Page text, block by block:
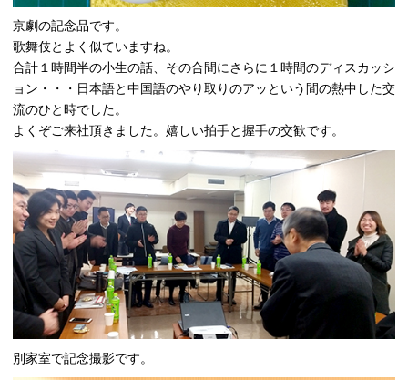
京劇の記念品です。
歌舞伎とよく似ていますね。
合計１時間半の小生の話、その合間にさらに１時間のディスカッシ
ョン・・・日本語と中国語のやり取りのアッという間の熱中した交
流のひと時でした。
よくぞご来社頂きました。嬉しい拍手と握手の交歓です。
別家室で記念撮影です。